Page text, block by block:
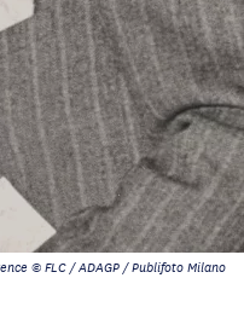
© FLC / ADAGP / Publifoto Milano